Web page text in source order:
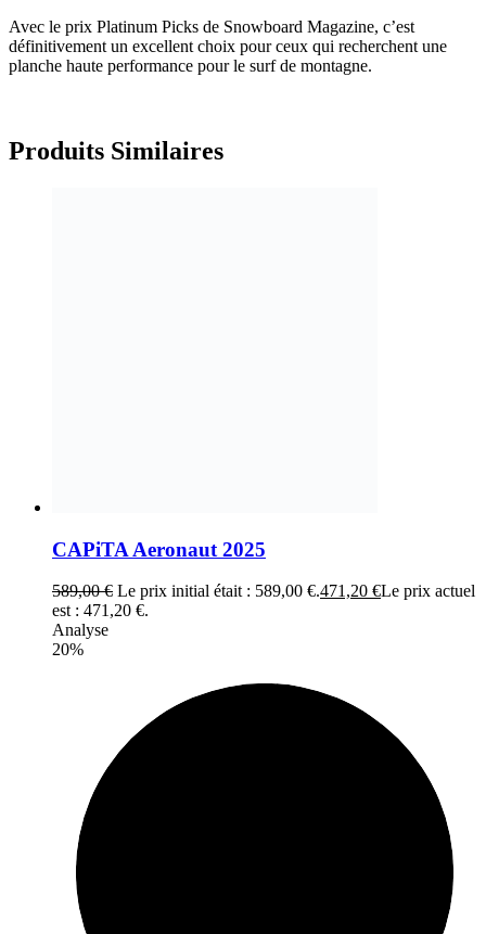
Avec le prix Platinum Picks de Snowboard Magazine, c’est
définitivement un excellent choix pour ceux qui recherchent une
planche haute performance pour le surf de montagne.
Produits Similaires
CAPiTA Aeronaut 2025
589,00€ Le prix initial était : 589,00 €.471,20 €Le prix actuel
est : 471,20 €.
Analyse
20%